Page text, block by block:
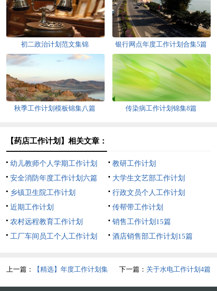
初二政治计划范文集锦 银行网点年度工作计划合集5篇
秋季工作计划模板锦集八篇 传染病工作计划锦集8篇
【药店工作计划】相关文章：
幼儿教师个人学期工作计划
教研工作计划
安全消防年度工作计划六篇
大学生文艺部工作计划
乡镇卫生院工作计划
行政文员个人工作计划
近期工作计划
传帮带工作计划
农村远程教育工作计划
销售工作计划15篇
工厂车间员工个人工作计划
酒店销售部工作计划15篇
上一篇： 【精选】年度工作计划集 下一篇： 关于水电工作计划4篇